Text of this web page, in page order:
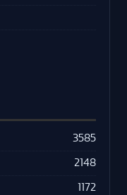
3585
2148
1172